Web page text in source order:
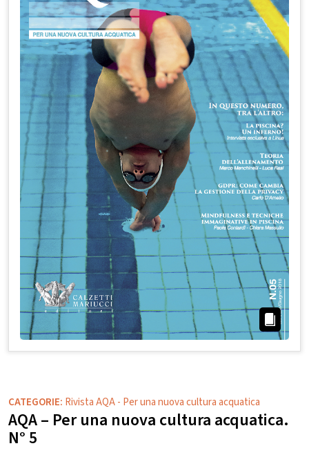
CATEGORIE: Rivista AQA - Per una nuova cultura acquatica
AQA – Per una nuova cultura acquatica.
N° 5